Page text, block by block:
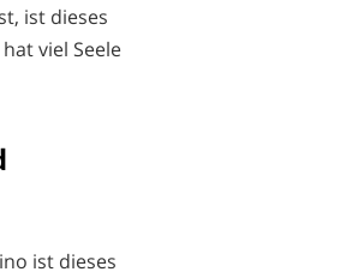
ist dieses
viel Seele
ist dieses